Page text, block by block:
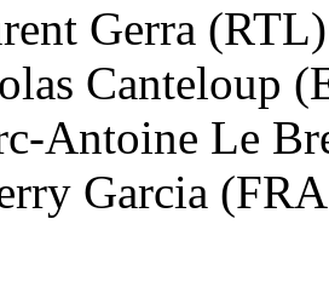
Gerra (RTL)
Canteloup
Antoine Le
Garcia